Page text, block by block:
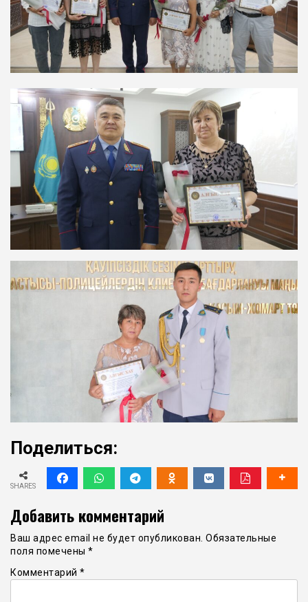
Поделиться:
SHARES
Добавить комментарий
Ваш адрес email не будет опубликован. Обязательные
поля помечены *
Комментарий *